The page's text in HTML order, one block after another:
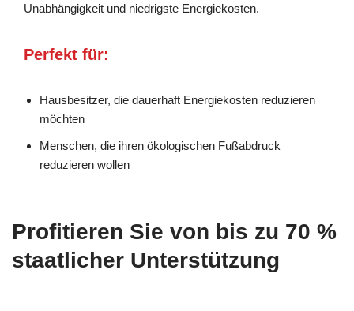
Unabhängigkeit und niedrigste Energiekosten.
Perfekt für:
Hausbesitzer, die dauerhaft Energiekosten reduzieren
möchten
Menschen, die ihren ökologischen Fußabdruck
reduzieren wollen
Profitieren Sie von bis zu 70 %
staatlicher Unterstützung